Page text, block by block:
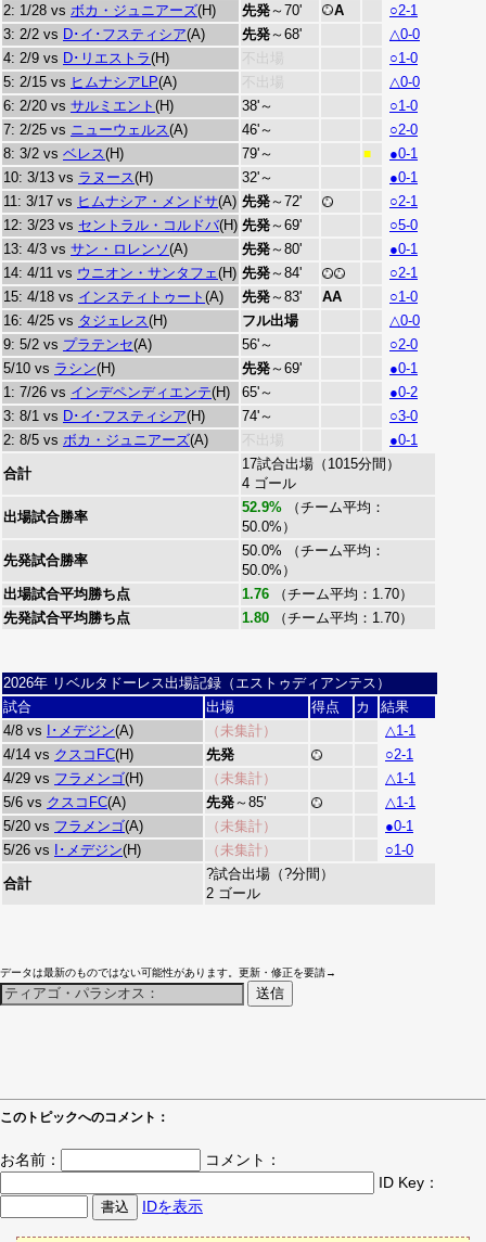
2: 1/28 vs ボカ・ジュニアーズ(H) 先発～70' A
○2-1
3: 2/2 vs D･イ･フスティシア(A) 先発～68'
△0-0
4: 2/9 vs D･リエストラ(H) 不出場
○1-0
5: 2/15 vs ヒムナシアLP(A) 不出場
△0-0
6: 2/20 vs サルミエント (H) 38'～
○1-0
7: 2/25 vs ニューウェルス(A) 46'～
○2-0
8: 3/2 vs ベレス(H) 79'～ ■
●0-1
10: 3/13 vs ラヌース(H) 32'～
●0-1
11: 3/17 vs ヒムナシア・メンドサ(A) 先発～72'
○2-1
12: 3/23 vs セントラル・コルドバ(H) 先発～69'
○5-0
13: 4/3 vs サン・ロレンソ(A) 先発～80'
●0-1
14: 4/11 vs ウニオン・サンタフェ(H) 先発～84'
○2-1
15: 4/18 vs インスティトゥート (A) 先発～83' AA
○1-0
16: 4/25 vs タジェレス(H) フル出場
△0-0
9: 5/2 vs プラテンセ(A) 56'～
○2-0
5/10 vs ラシン(H) 先発～69'
●0-1
1: 7/26 vs インデペンディエンテ(H) 65'～
●0-2
3: 8/1 vs D･イ･フスティシア(H) 74'～
○3-0
2: 8/5 vs ボカ・ジュニアーズ(A) 不出場 ●0-1
合計
17試合出場（1015分間）
4 ゴール
出場試合勝率
52.9% （チーム平均：
50.0%）
先発試合勝率
50.0% （チーム平均：
50.0%）
出場試合平均勝ち点
1.76 （チーム平均：1.70）
先発試合平均勝ち点
1.80 （チーム平均：1.70）
2026年 リベルタドーレス出場記録（エストゥディアンテス）
試合
出場 得点 カ
結果
4/8 vs
I･メデジン(A) （未集計）
△1-1
4/14 vs クスコFC(H) 先発
○2-1
4/29 vs フラメンゴ(H) （未集計）
△1-1
5/6 vs クスコFC(A) 先発～85'
△1-1
5/20 vs フラメンゴ(A) （未集計）
●0-1
5/26 vs
I･メデジン(H) （未集計） ○1-0
合計
?試合出場（?分間）
2 ゴール
データは最新のものではない可能性があります。更新・修正を要請→
このトピックへのコメント：
お名前：
コメント：
ID Key：
IDを表示